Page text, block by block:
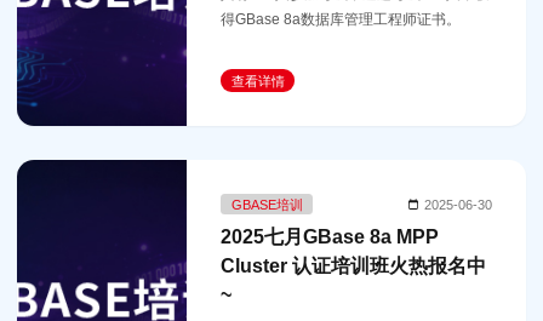
得GBase 8a数据库管理工程师证书。
查看详情
GBASE培训 2025-06-30
2025七月GBase 8a MPP
Cluster 认证培训班火热报名中
~